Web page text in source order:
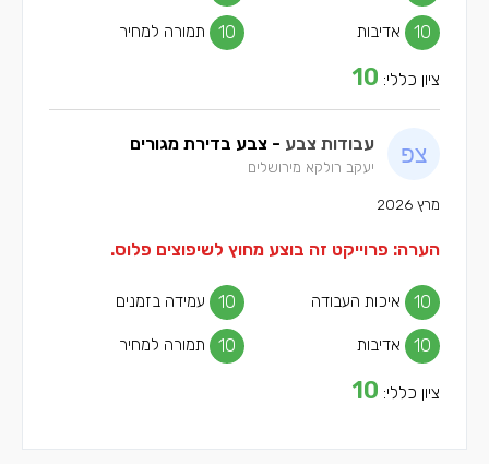
אדיבות 10 תמורה למחיר 10
ציון כללי: 10
עבודות צבע - צבע בדירת מגורים
יעקב רולקא מירושלים
מרץ 2026
הערה: פרוייקט זה בוצע מחוץ לשיפוצים פלוס.
איכות העבודה 10 עמידה בזמנים 10
אדיבות 10 תמורה למחיר 10
ציון כללי: 10